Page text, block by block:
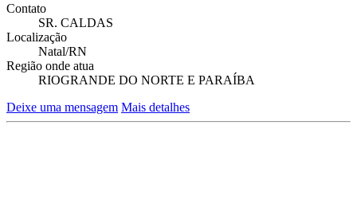
Contato
SR. CALDAS
Localização
Natal/RN
Região onde atua
RIOGRANDE DO NORTE E PARAÍBA
Deixe uma mensagem Mais detalhes